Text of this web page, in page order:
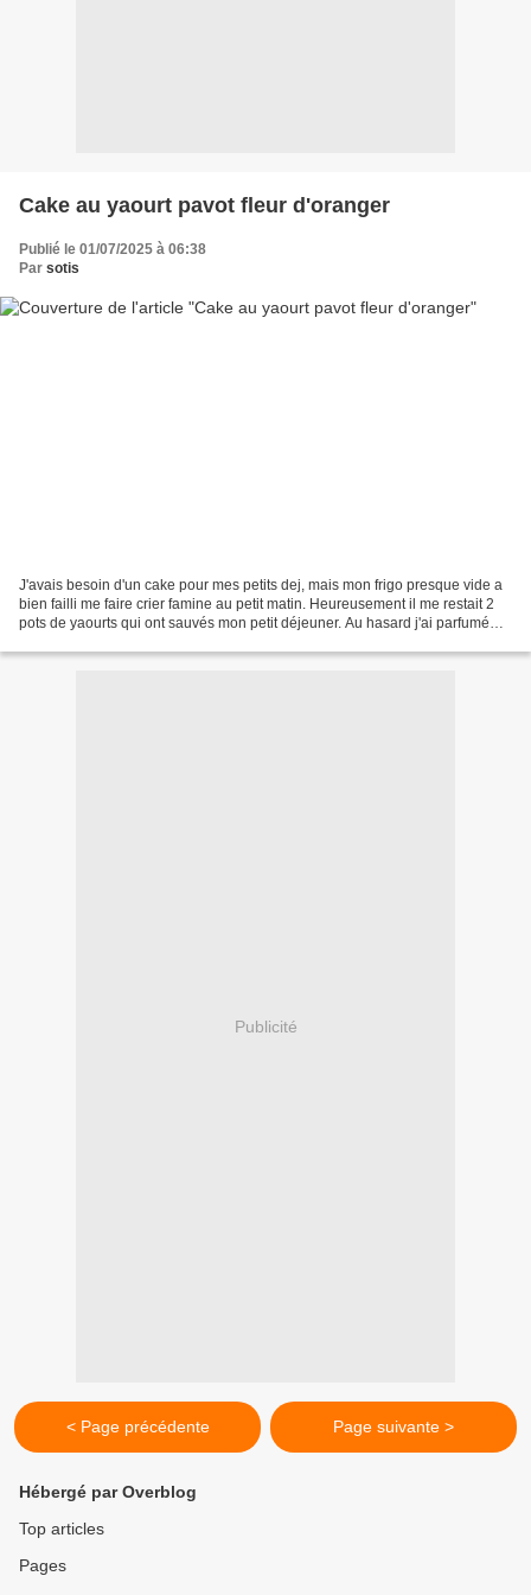
Cake au yaourt pavot fleur d'oranger
Publié le 01/07/2025 à 06:38
Par sotis
J'avais besoin d'un cake pour mes petits dej, mais mon frigo presque vide a
bien failli me faire crier famine au petit matin. Heureusement il me restait 2
pots de yaourts qui ont sauvés mon petit déjeuner. Au hasard j'ai parfumé
Publicité
< Page précédente Page suivante >
Hébergé par Overblog
Top articles
Pages